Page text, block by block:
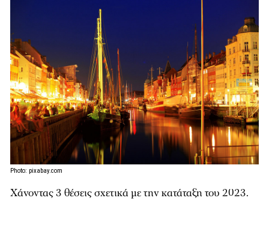
Photo: pixabay.com
Χάνοντας 3 θέσεις σχετικά με την κατάταξη του 2023.